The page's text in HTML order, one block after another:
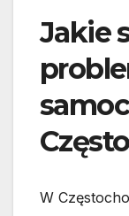
Jakie
W